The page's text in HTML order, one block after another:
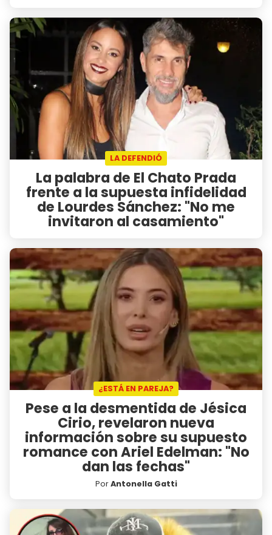
LA DEFENDIÓ
La palabra de El Chato Prada
frente a la supuesta infidelidad
de Lourdes Sánchez: "No me
invitaron al casamiento"
¿ESTÁ EN PAREJA?
Pese a la desmentida de Jésica
Cirio, revelaron nueva
información sobre su supuesto
romance con Ariel Edelman: "No
dan las fechas"
PorAntonella Gatti